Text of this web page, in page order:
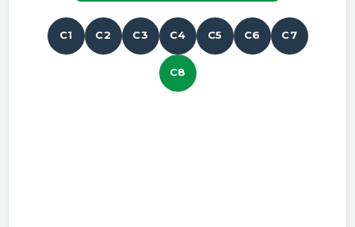
C1 C2 C3 C4 C5 C6 C7
C8